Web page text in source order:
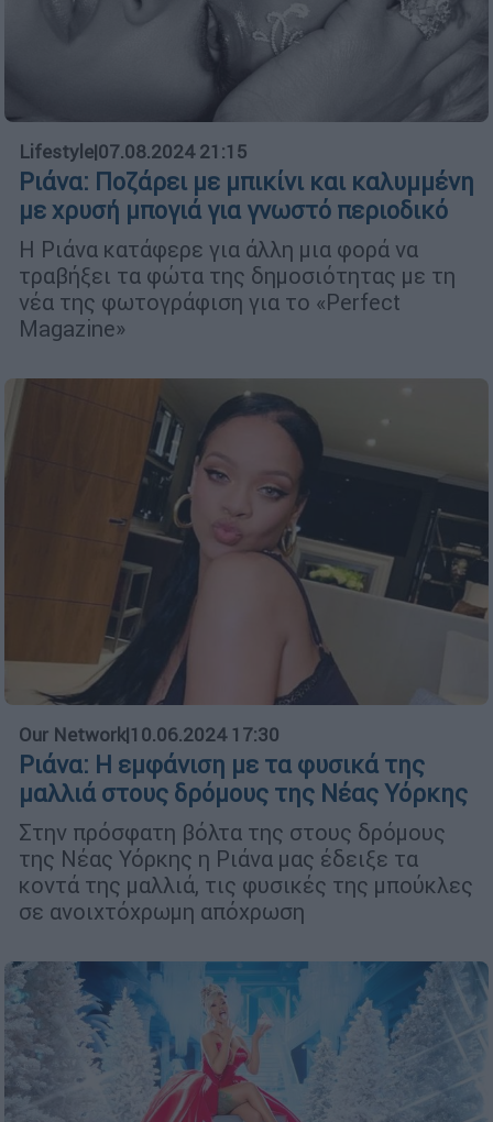
Lifestyle|07.08.2024 21:15
Ριάνα: Ποζάρει με μπικίνι και καλυμμένη
με χρυσή μπογιά για γνωστό περιοδικό
Η Ριάνα κατάφερε για άλλη μια φορά να
τραβήξει τα φώτα της δημοσιότητας με τη
νέα της φωτογράφιση για το «Perfect
Magazine»
Our Network|10.06.2024 17:30
Ριάνα: Η εμφάνιση με τα φυσικά της
μαλλιά στους δρόμους της Νέας Υόρκης
Στην πρόσφατη βόλτα της στους δρόμους
της Νέας Υόρκης η Ριάνα μας έδειξε τα
κοντά της μαλλιά, τις φυσικές της μπούκλες
σε ανοιχτόχρωμη απόχρωση